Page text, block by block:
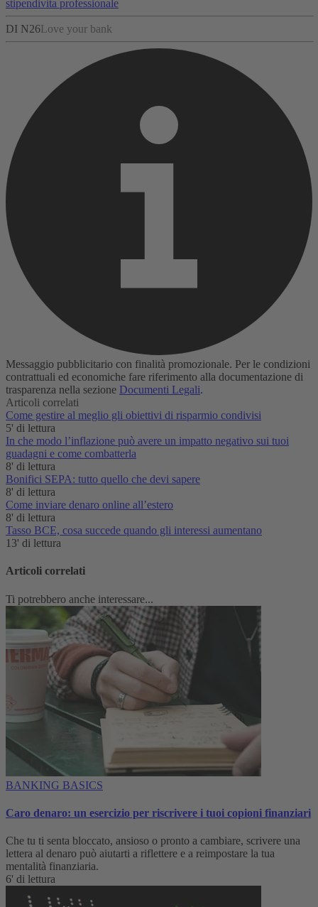
stipendivita professionale
DI N26Love your bank
Messaggio pubblicitario con finalità promozionale. Per le condizioni
contrattuali ed economiche fare riferimento alla documentazione di
trasparenza nella sezione Documenti Legali.
Articoli correlati
Come gestire al meglio gli obiettivi di risparmio condivisi
5' di lettura
In che modo l’inflazione può avere un impatto negativo sui tuoi
guadagni e come combatterla
8' di lettura
Bonifici SEPA: tutto quello che devi sapere
8' di lettura
Come inviare denaro online all’estero
8' di lettura
Tasso BCE, cosa succede quando gli interessi aumentano
13' di lettura
Articoli correlati
Ti potrebbero anche interessare...
BANKING BASICS
Caro denaro: un esercizio per riscrivere i tuoi copioni finanziari
Che tu ti senta bloccato, ansioso o pronto a cambiare, scrivere una
lettera al denaro può aiutarti a riflettere e a reimpostare la tua
mentalità finanziaria.
6' di lettura